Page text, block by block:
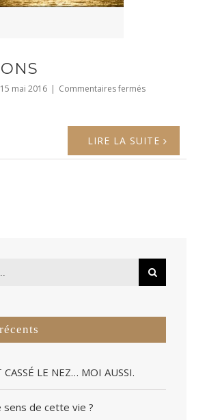
15 mai 2016 | Commentaires ferméssur
LIRE LA SUITE
CASSÉ LE NEZ… MOI AUSSI.
sens de cette vie ?